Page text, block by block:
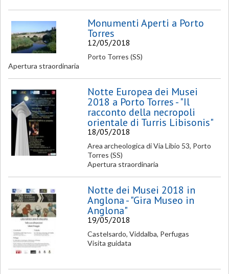
Monumenti Aperti a Porto
Torres
12/05/2018
Porto Torres (SS)
Apertura straordinaria
Notte Europea dei Musei
2018 a Porto Torres - "Il
racconto della necropoli
orientale di Turris Libisonis"
18/05/2018
Area archeologica di Via Libio 53, Porto
Torres (SS)
Apertura straordinaria
Notte dei Musei 2018 in
Anglona - "Gira Museo in
Anglona"
19/05/2018
Castelsardo, Viddalba, Perfugas
Visita guidata